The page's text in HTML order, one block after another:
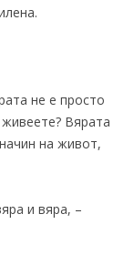
не е просто
Вярата
на живот,
и вяра, –